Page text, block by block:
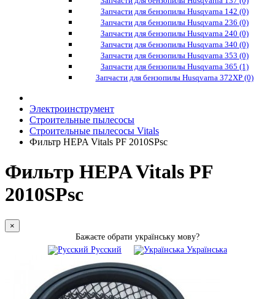
Запчасти для бензопилы Husqvarna 142 (0)
Запчасти для бензопилы Husqvarna 236 (0)
Запчасти для бензопилы Husqvarna 240 (0)
Запчасти для бензопилы Husqvarna 340 (0)
Запчасти для бензопилы Husqvarna 353 (0)
Запчасти для бензопилы Husqvarna 365 (1)
Запчасти для бензопилы Husqvarna 372XP (0)
Электроинструмент
Строительные пылесосы
Строительные пылесосы Vitals
Фильтр HEPA Vitals PF 2010SPsc
Фильтр HEPA Vitals PF
2010SPsc
×
Бажаєте обрати українську мову?
Русский
Українська